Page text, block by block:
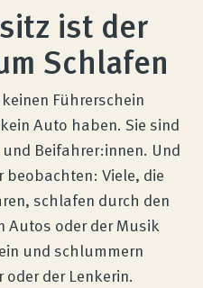
ist der
Schlafen
Führerschein
Auto haben. Sie sind
Beifahrer:innen. Und
beobachten: Viele, die
schlafen durch den
Autos oder der Musik
und schlummern
der Lenkerin.